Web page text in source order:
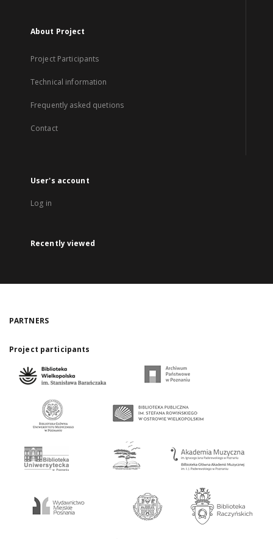
About Project
Project Participants
Technical information
Frequently asked quetions
Contact
User's account
Log in
Recently viewed
PARTNERS
Project participants